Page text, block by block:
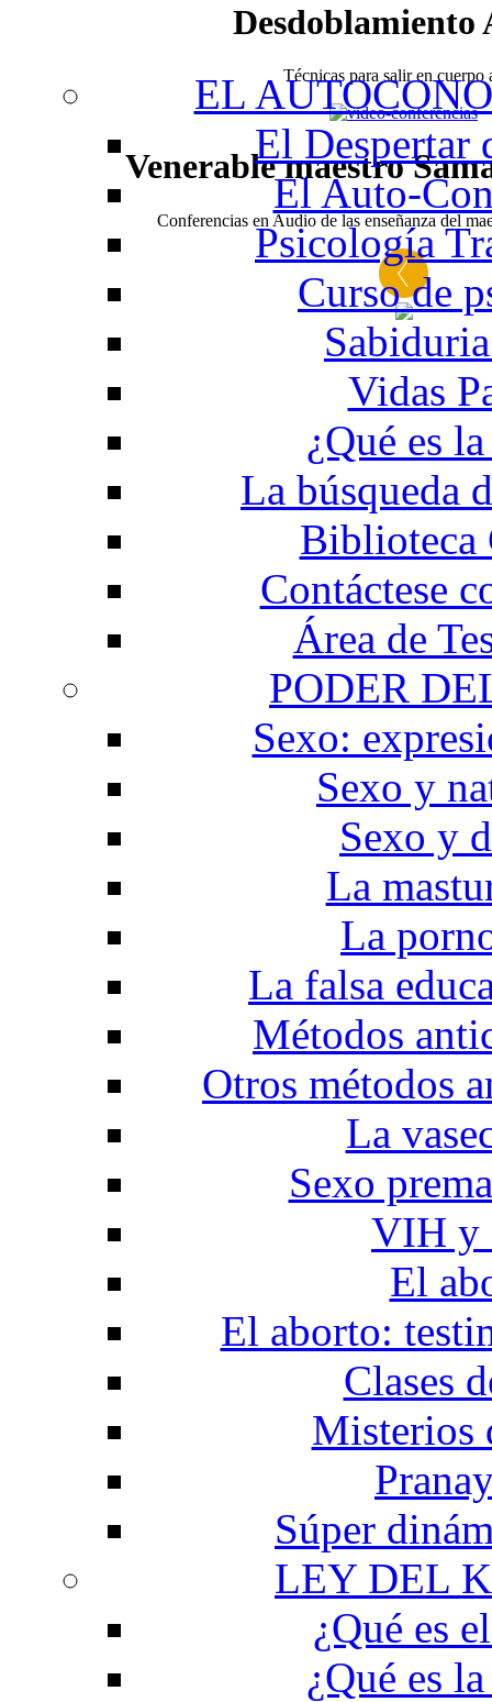
Desdoblamiento
Técnicas para salir en cuerpo
Venerable maestro
Conferencias en Audio de las enseñanza del
EL
El Despertar
El Auto-
Psicología
Curso de
Vidas
¿Qué es
La búsqueda
Biblioteca
Contáctese
Área de
PODER
Sexo:
Sexo y
Sexo y
La
La
La falsa
Métodos
Otros métodos
La
Sexo
VIH y
El
El aborto:
Clases
Misterios
Súper
LEY DEL
¿Qué es
¿Qué es